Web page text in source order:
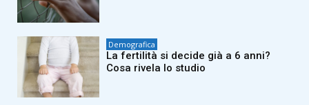
Demografica
La fertilità si decide già a 6 anni?
Cosa rivela lo studio